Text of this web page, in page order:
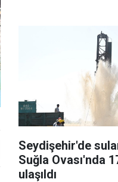
Seydişehir'de
Suğla Ovası'nda
ulaşıldı